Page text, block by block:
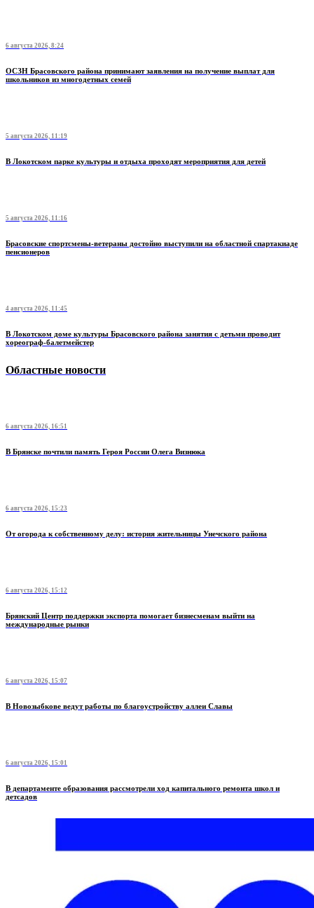
6 августа 2026, 8:24
ОСЗН Брасовского района принимают заявления на получение выплат для
школьников из многодетных семей
5 августа 2026, 11:19
В Локотском парке культуры и отдыха проходят мероприятия для детей
5 августа 2026, 11:16
Брасовские спортсмены-ветераны достойно выступили на областной спартакиаде
пенсионеров
4 августа 2026, 11:45
В Локотском доме культуры Брасовского района занятия с детьми проводит
хореограф-балетмейстер
Областные новости
6 августа 2026, 16:51
В Брянске почтили память Героя России Олега Визнюка
6 августа 2026, 15:23
От огорода к собственному делу: история жительницы Унечского района
6 августа 2026, 15:12
Брянский Центр поддержки экспорта помогает бизнесменам выйти на
международные рынки
6 августа 2026, 15:07
В Новозыбкове ведут работы по благоустройству аллеи Славы
6 августа 2026, 15:01
В департаменте образования рассмотрели ход капитального ремонта школ и
детсадов